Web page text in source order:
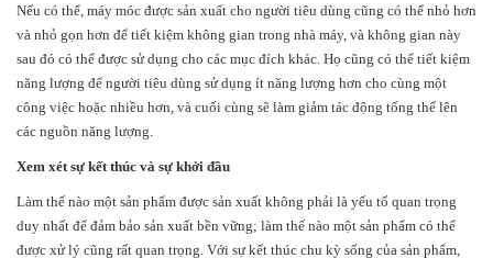
Nếu có thể, máy móc được sản xuất cho người tiêu dùng cũng có thể nhỏ hơn
và nhỏ gọn hơn để tiết kiệm không gian trong nhà máy, và không gian này
sau đó có thể được sử dụng cho các mục đích khác. Họ cũng có thể tiết kiệm
năng lượng để người tiêu dùng sử dụng ít năng lượng hơn cho cùng một
công việc hoặc nhiều hơn, và cuối cùng sẽ làm giảm tác động tổng thể lên
các nguồn năng lượng.
Xem xét sự kết thúc và sự khởi đầu
Làm thế nào một sản phẩm được sản xuất không phải là yếu tố quan trọng
duy nhất để đảm bảo sản xuất bền vững; làm thế nào một sản phẩm có thể
được xử lý cũng rất quan trọng. Với sự kết thúc chu kỳ sống của sản phẩm,